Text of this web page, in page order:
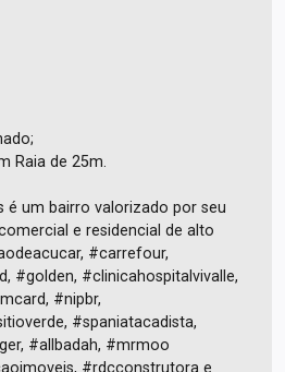
Raia de 25m.
é um bairro valorizado por seu
e residencial de alto
#carrefour,
#golden, #clinicahospitalvivalle,
#nipbr,
#spaniatacadista,
#allbadah, #mrmoo
#rdcconstrutora e